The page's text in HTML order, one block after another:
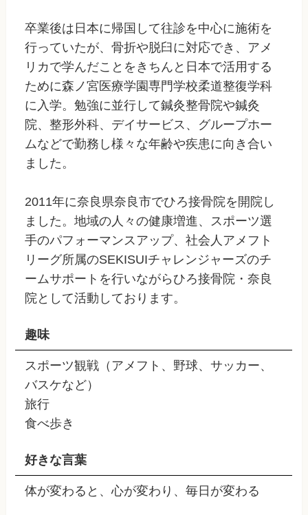
卒業後は日本に帰国して往診を中心に施術を
行っていたが、骨折や脱臼に対応でき、アメ
リカで学んだことをきちんと日本で活用する
ために森ノ宮医療学園専門学校柔道整復学科
に入学。勉強に並行して鍼灸整骨院や鍼灸
院、整形外科、デイサービス、グループホー
ムなどで勤務し様々な年齢や疾患に向き合い
ました。
2011年に奈良県奈良市でひろ接骨院を開院し
ました。地域の人々の健康増進、スポーツ選
手のパフォーマンスアップ、社会人アメフト
リーグ所属のSEKISUIチャレンジャーズのチ
ームサポートを行いながらひろ接骨院・奈良
院として活動しております。
趣味
スポーツ観戦（アメフト、野球、サッカー、
バスケなど）
旅行
食べ歩き
好きな言葉
体が変わると、心が変わり、毎日が変わる